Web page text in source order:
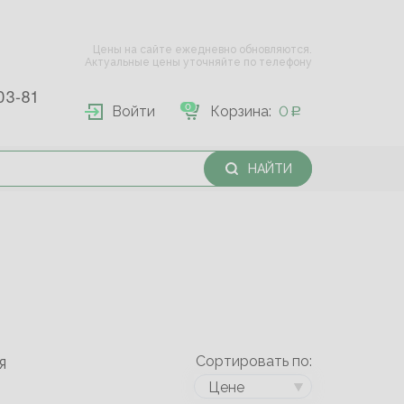
Цены на сайте ежедневно обновляются.
Актуальные цены уточняйте по телефону
81
Войти Корзина: 0
0
НАЙТИ
Я
Сортировать по:
Цене